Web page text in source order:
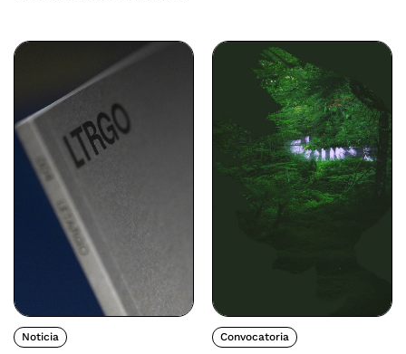
Noticia Convocatoria